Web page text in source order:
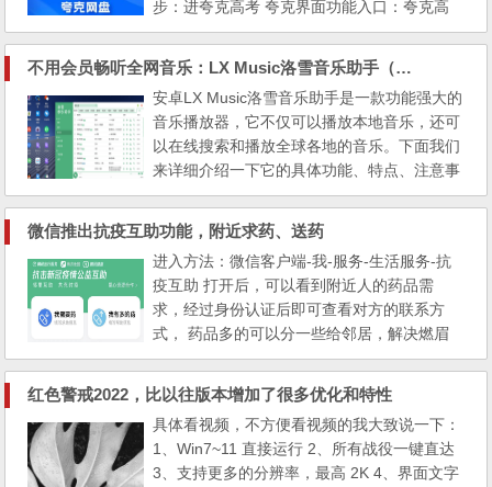
步：进夸克高考 夸克界面功能入口：夸克高
考、AI 生图、AI 写作、解腻大师、更多 第二
步：输入分数科目 这里地区、分数、选课等
都可以随便填写，没人验证，填完后点击完成
第三步：个人信息档案界面 填写考生成绩
（必填）：高考省份（重庆）、选择科目...
不用会员畅听全网音乐：LX Music洛雪音乐助手（安卓、windows）
安卓LX Music洛雪音乐助手是一款功能强大的
音乐播放器，它不仅可以播放本地音乐，还可
以在线搜索和播放全球各地的音乐。下面我们
来详细介绍一下它的具体功能、特点、注意事
项以及如何避免版权问题。 一、
具体功能 支持本地音乐播放：LX Music可以
扫描您的手机中的音乐文件，并将它们分类显
示，方便您快速找到想听的歌曲。 在线音...
微信推出抗疫互助功能，附近求药、送药
进入方法：微信客户端-我-服务-生活服务-抗
疫互助 打开后，可以看到附近人的药品需
求，经过身份认证后即可查看对方的联系方
式， 药品多的可以分一些给邻居，解决燃眉
之急。 我11月23日拼多多4.4包邮买的一瓶10
0片对乙酰氨基酚片简直是神操作了， 发完这
篇文章我就去给附近的人送药去了，愿疫情早
日过去。
红色警戒2022，比以往版本增加了很多优化和特性
具体看视频，不方便看视频的我大致说一下：
1、Win7~11 直接运行 2、所有战役一键直达
3、支持更多的分辨率，最高 2K 4、界面文字